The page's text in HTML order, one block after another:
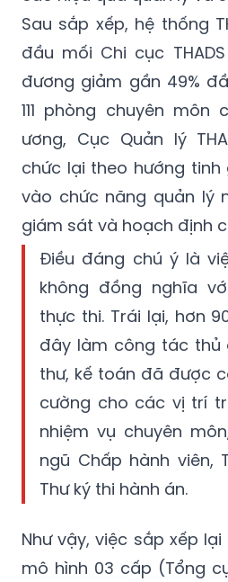
Sau sắp xếp, hệ thống
đầu mối Chi cục
đương giảm gần 49%
111 phòng chuyên môn
ương, Cục Quản lý
chức lại theo hướng
vào chức năng quản lý
giám sát và hoạch định
Điều đáng chú ý là
không đồng nghĩa
thực thi. Trái lại, hơn
đây làm công tác thủ
thư, kế toán đã được
cường cho các vị trí
nhiệm vụ chuyên
ngũ Chấp hành viên,
Thư ký thi hành án.
Như vậy, việc sắp xếp lại
mô hình 03 cấp (Tổng